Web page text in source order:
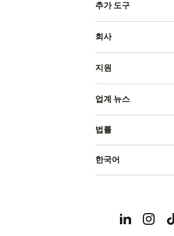
추가 도구
회사
지원
업계 뉴스
법률
한국어